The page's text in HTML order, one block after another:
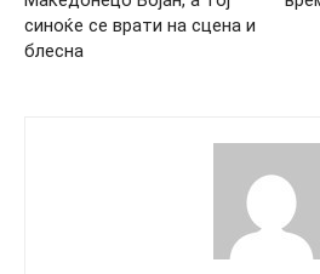
синоќе се врати на сцена и
блесна